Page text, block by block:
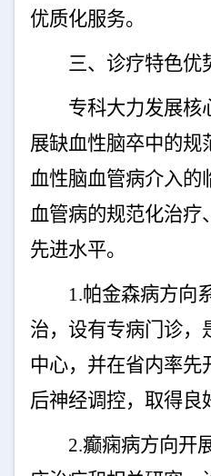
优质化服务。
三、诊疗特色优
专科大力发展核
展缺血性脑卒中的规
血性脑血管病介入的
血管病的规范化治疗
先进水平。
1.帕金森病方向
治，设有专病门诊，
中心，并在省内率先
后神经调控，取得良
2.癫痫病方向开